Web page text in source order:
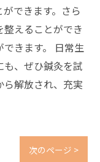
できます。さら
えることができ
きます。 日常生
、ぜひ鍼灸を試
ら解放され、充実
次のページ >